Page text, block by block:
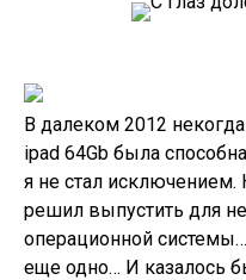
В далеком 2012
ipad 64Gb была
я не стал
решил выпустить для
операционной
еще одно… И казалось